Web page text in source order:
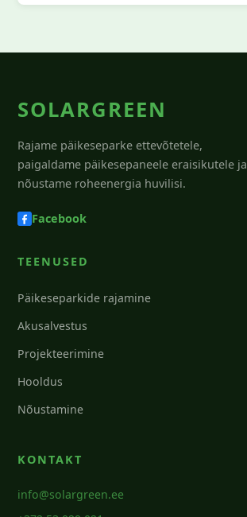
SOLARGREEN
Rajame päikeseparke ettevõtetele,
paigaldame päikesepaneele eraisikutele ja
nõustame roheenergia huvilisi.
Facebook
TEENUSED
Päikeseparkide rajamine
Akusalvestus
Projekteerimine
Hooldus
Nõustamine
KONTAKT
info@solargreen.ee